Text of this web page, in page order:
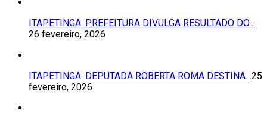
ITAPETINGA: PREFEITURA DIVULGA RESULTADO DO…
26 fevereiro, 2026
ITAPETINGA: DEPUTADA ROBERTA ROMA DESTINA…25
fevereiro, 2026